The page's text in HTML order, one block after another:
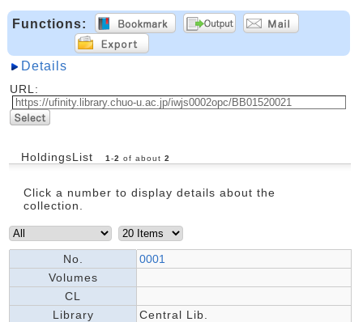
Functions:
Details
URL:
HoldingsList 1 -2 of about 2
Click a number to display details about the
collection.
No.
0001
Volumes
CL
Library
Central Lib.